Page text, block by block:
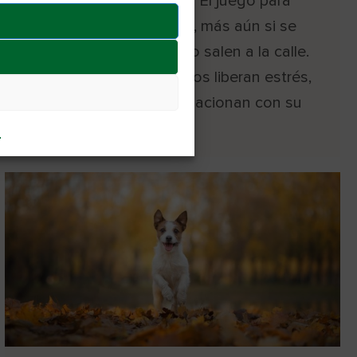
gatos enriquece su vida, más aún si se
trata de animales que no salen a la calle.
Gracias al juego, los gatos liberan estrés,
practican ejercicio, se relacionan con su